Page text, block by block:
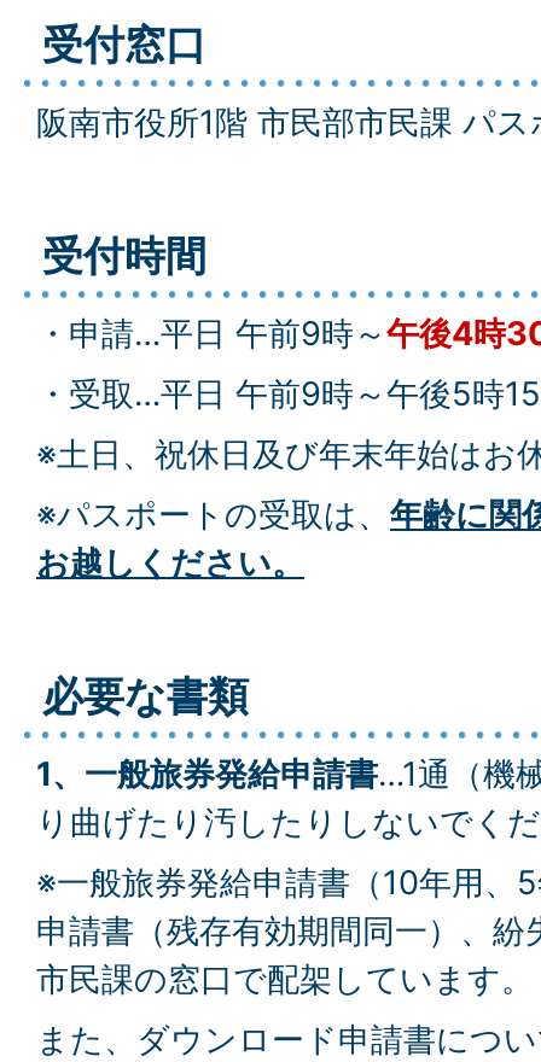
受付窓口
阪南市役所1階 市民部市民課 パ
受付時間
・申請…平日 午前9時～午後4時
・受取…平日 午前9時～午後5時
※土日、祝休日及び年末年始はお
※パスポートの受取は、 年齢に関
お越しください。
必要な書類
1、一般旅券発給申請書…1通（機
り曲げたり汚したりしないでく
※一般旅券発給申請書（10年用、
申請書（残存有効期間同一）、
市民課の窓口で配架しています。
また、ダウンロード申請書につ